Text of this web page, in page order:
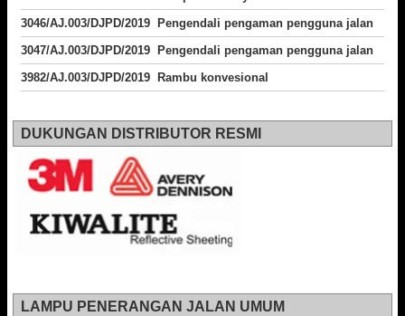
3046/AJ.003/DJPD/2019 Pengendali pengaman pengguna jalan
3047/AJ.003/DJPD/2019 Pengendali pengaman pengguna jalan
3982/AJ.003/DJPD/2019 Rambu konvesional
DUKUNGAN DISTRIBUTOR RESMI
LAMPU PENERANGAN JALAN UMUM